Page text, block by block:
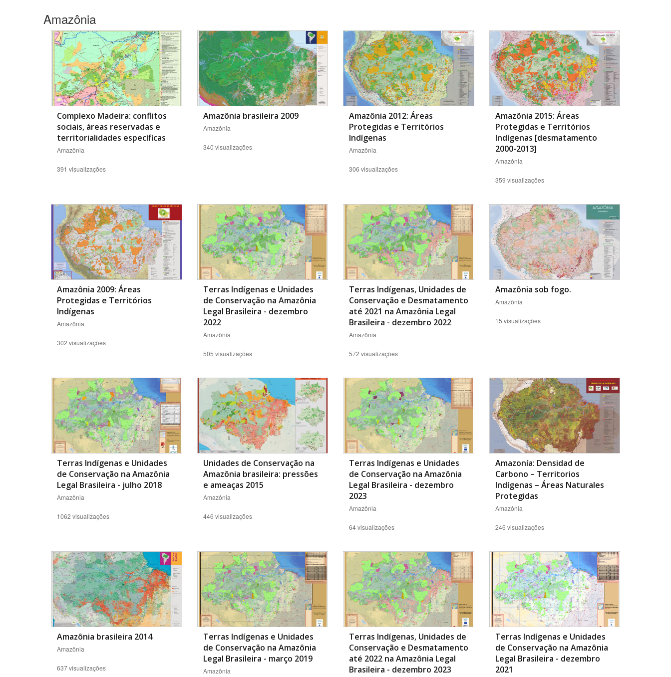
Área de Levantamento Área Protegida
BUSCAR
Amazônia
Complexo Madeira: conflitos
sociais, áreas reservadas e
territorialidades específicas
Amazônia
391 visualizações
Amazônia brasileira 2009
Amazônia
340 visualizações
Amazônia 2012: Áreas
Protegidas e Territórios
Indígenas
Amazônia
306 visualizações
Amazônia 2015: Áreas
Protegidas e Territórios
Indígenas [desmatamento
2000-2013]
Amazônia
359 visualizações
Amazônia 2009: Áreas
Protegidas e Territórios
Indígenas
Amazônia
302 visualizações
Terras Indígenas e Unidades
de Conservação na Amazônia
Legal Brasileira - dezembro
2022
Amazônia
505 visualizações
Terras Indígenas, Unidades de
Conservação e Desmatamento
até 2021 na Amazônia Legal
Brasileira - dezembro 2022
Amazônia
572 visualizações
Amazônia sob fogo.
Amazônia
15 visualizações
Terras Indígenas e Unidades
de Conservação na Amazônia
Legal Brasileira - julho 2018
Amazônia
1062 visualizações
Unidades de Conservação na
Amazônia brasileira: pressões
e ameaças 2015
Amazônia
446 visualizações
Terras Indígenas e Unidades
de Conservação na Amazônia
Legal Brasileira - dezembro
2023
Amazônia
64 visualizações
Amazonía: Densidad de
Carbono – Territorios
Indígenas – Áreas Naturales
Protegidas
Amazônia
246 visualizações
Amazônia brasileira 2014
Amazônia
637 visualizações
Terras Indígenas e Unidades
de Conservação na Amazônia
Legal Brasileira - março 2019
Amazônia
Terras Indígenas, Unidades de
Conservação e Desmatamento
até 2022 na Amazônia Legal
Brasileira - dezembro 2023
Terras Indígenas e Unidades
de Conservação na Amazônia
Legal Brasileira - dezembro
2021